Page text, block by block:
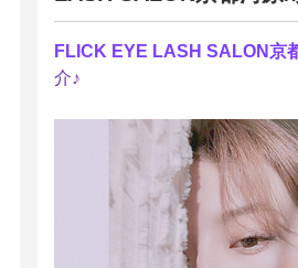
FLICK EYE LASH SALON京
介♪